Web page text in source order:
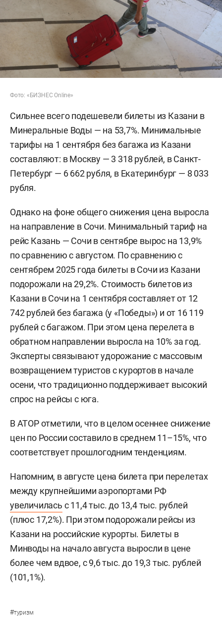
Фото: «БИЗНЕС Online»
Сильнее всего подешевели билеты из Казани в
Минеральные Воды — на 53,7%. Минимальные
тарифы на 1 сентября без багажа из Казани
составляют: в Москву — 3 318 рублей, в Санкт-
Петербург — 6 662 рубля, в Екатеринбург — 8 033
рубля.
Однако на фоне общего снижения цена выросла
на направление в Сочи. Минимальный тариф на
рейс Казань — Сочи в сентябре вырос на 13,9%
по сравнению с августом. По сравнению с
сентябрем 2025 года билеты в Сочи из Казани
подорожали на 29,2%. Стоимость билетов из
Казани в Сочи на 1 сентября составляет от 12
742 рублей без багажа (у «Победы») и от 16 119
рублей с багажом. При этом цена перелета в
обратном направлении выросла на 10% за год.
Эксперты связывают удорожание с массовым
возвращением туристов с курортов в начале
осени, что традиционно поддерживает высокий
спрос на рейсы с юга.
В АТОР отметили, что в целом осеннее снижение
цен по России составило в среднем 11–15%, что
соответствует прошлогодним тенденциям.
Напомним, в августе цена билета при перелетах
между крупнейшими аэропортами РФ
увеличилась с 11,4 тыс. до 13,4 тыс. рублей
(плюс 17,2%). При этом подорожали рейсы из
Казани на российские курорты. Билеты в
Минводы на начало августа выросли в цене
более чем вдвое, с 9,6 тыс. до 19,3 тыс. рублей
(101,1%).
#туризм